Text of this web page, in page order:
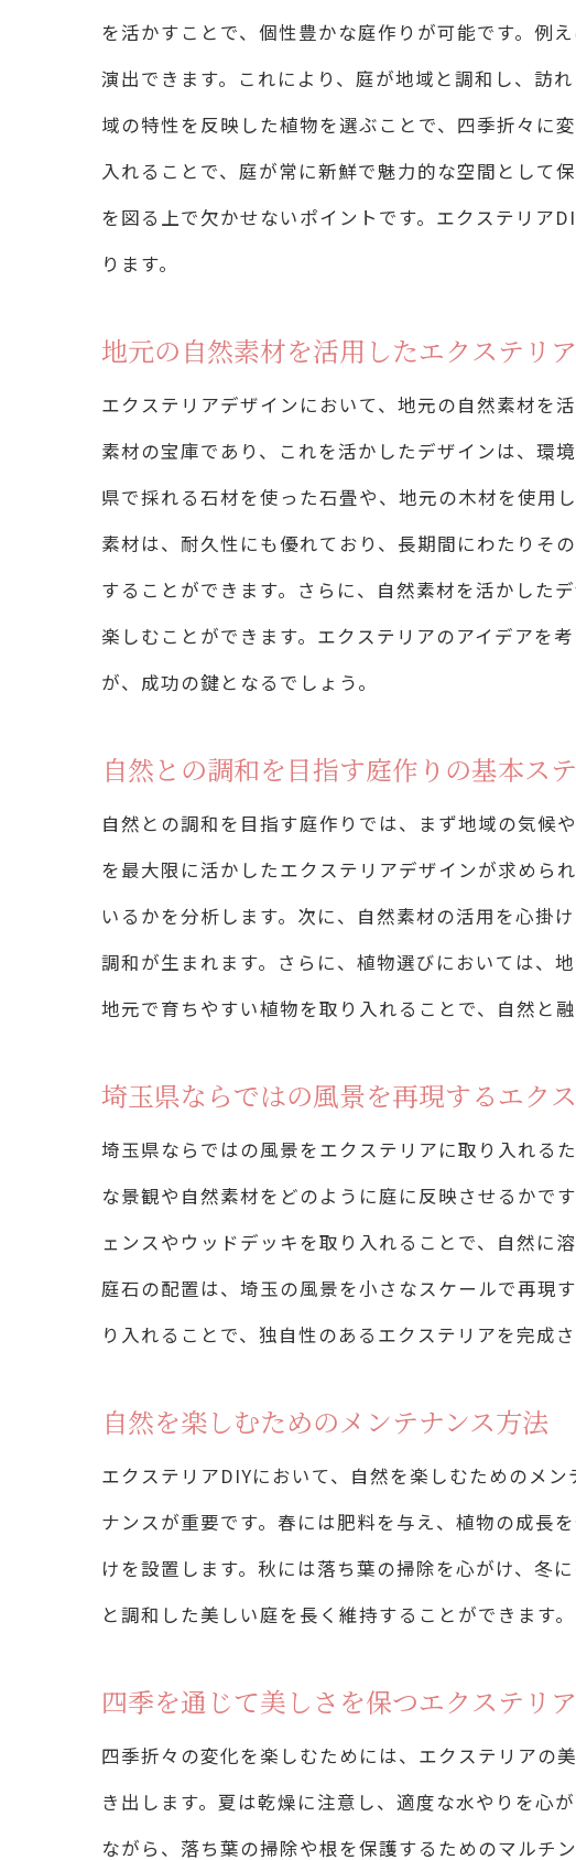
春の庭
夏の涼
秋の紅
冬の庭
四季
DIYで
地域特
DIY初
コスト
自然との調
視覚的
土壌を
エクス
地域特
地元の
風土に
地元の
エクステリ
四季
手軽にで
初心者
身近な
低予算
を活かすことで、個性豊かな庭作りが可能です。例
演出できます。これにより、庭が地域と調和し、訪
域の特性を反映した植物を選ぶことで、四季折々に
入れることで、庭が常に新鮮で魅力的な空間として
を図る上で欠かせないポイントです。エクステリア
ります。
地元の自然素材を活用したエクステリ
エクステリアデザインにおいて、地元の自然素材を
素材の宝庫であり、これを活かしたデザインは、環
県で採れる石材を使った石畳や、地元の木材を使用
素材は、耐久性にも優れており、長期間にわたりそ
することができます。さらに、自然素材を活かした
楽しむことができます。エクステリアのアイデアを
が、成功の鍵となるでしょう。
自然との調和を目指す庭作りの基本ス
自然との調和を目指す庭作りでは、まず地域の気候
を最大限に活かしたエクステリアデザインが求めら
いるかを分析します。次に、自然素材の活用を心掛
調和が生まれます。さらに、植物選びにおいては、
地元で育ちやすい植物を取り入れることで、自然と
埼玉県ならではの風景を再現するエク
埼玉県ならではの風景をエクステリアに取り入れる
な景観や自然素材をどのように庭に反映させるかで
ェンスやウッドデッキを取り入れることで、自然に
庭石の配置は、埼玉の風景を小さなスケールで再現
り入れることで、独自性のあるエクステリアを完成さ
自然を楽しむためのメンテナンス方法
エクステリアDIYにおいて、自然を楽しむためのメ
ナンスが重要です。春には肥料を与え、植物の成長
けを設置します。秋には落ち葉の掃除を心がけ、冬
と調和した美しい庭を長く維持することができます。
四季を通じて美しさを保つエクステリ
四季折々の変化を楽しむためには、エクステリアの
き出します。夏は乾燥に注意し、適度な水やりを心
ながら、落ち葉の掃除や根を保護するためのマルチ